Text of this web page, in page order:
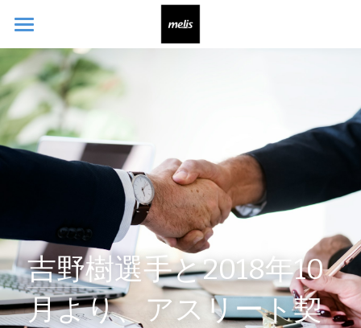
ホーム
お問い合わせ
吉野樹選手と2018年10
月より、アスリート契